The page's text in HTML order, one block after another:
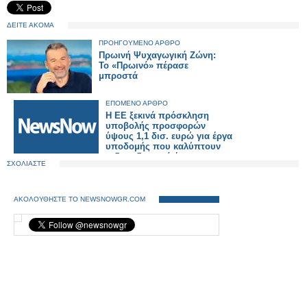
ΔΕΙΤΕ ΑΚΟΜΑ
ΠΡΟΗΓΟΥΜΕΝΟ ΑΡΘΡΟ
Πρωινή Ψυχαγωγική Ζώνη:
Το «Πρωινό» πέρασε
μπροστά
ΕΠΟΜΕΝΟ ΑΡΘΡΟ
Η ΕΕ ξεκινά πρόσκληση
υποβολής προσφορών
ύψους 1,1 δισ. ευρώ για έργα
υποδομής που καλύπτουν
σιδηροδρομικά έργα.
ΣΧΟΛΙΑΣΤΕ
ΑΚΟΛΟΥΘΗΣΤΕ ΤΟ NEWSNOWGR.COM